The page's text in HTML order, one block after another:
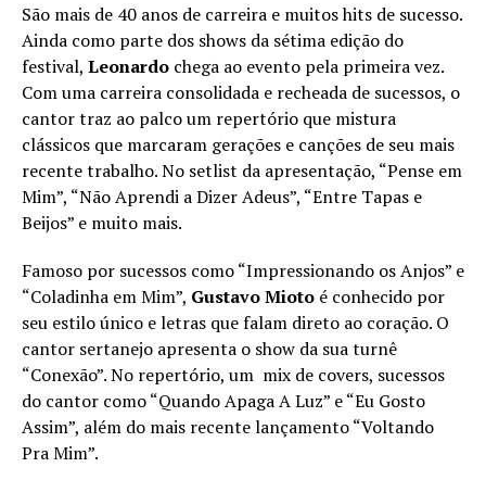
São mais de 40 anos de carreira e muitos hits de sucesso.
Ainda como parte dos shows da sétima edição do
festival, Leonardo chega ao evento pela primeira vez.
Com uma carreira consolidada e recheada de sucessos, o
cantor traz ao palco um repertório que mistura
clássicos que marcaram gerações e canções de seu mais
recente trabalho. No setlist da apresentação, “Pense em
Mim”, “Não Aprendi a Dizer Adeus”, “Entre Tapas e
Beijos” e muito mais.
Famoso por sucessos como “Impressionando os Anjos” e
“Coladinha em Mim”, Gustavo Mioto é conhecido por
seu estilo único e letras que falam direto ao coração. O
cantor sertanejo apresenta o show da sua turnê
“Conexão”. No repertório, um mix de covers, sucessos
do cantor como “Quando Apaga A Luz” e “Eu Gosto
Assim”, além do mais recente lançamento “Voltando
Pra Mim”.